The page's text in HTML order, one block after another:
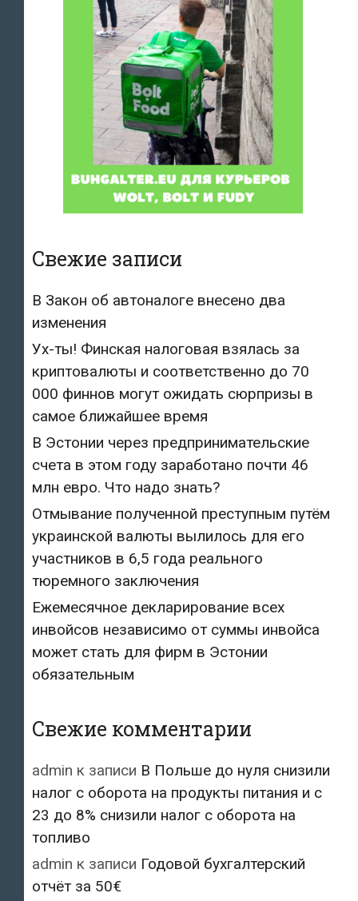
Свежие записи
В Закон об автоналоге внесено два
изменения
Ух-ты! Финская налоговая взялась за
криптовалюты и соответственно до 70
000 финнов могут ожидать сюрпризы в
самое ближайшее время
В Эстонии через предпринимательские
счета в этом году заработано почти 46
млн евро. Что надо знать?
Отмывание полученной преступным путём
украинской валюты вылилось для его
участников в 6,5 года реального
тюремного заключения
Ежемесячное декларирование всех
инвойсов независимо от суммы инвойса
может стать для фирм в Эстонии
обязательным
Свежие комментарии
admin к записи В Польше до нуля снизили
налог с оборота на продукты питания и с
23 до 8% снизили налог с оборота на
топливо
admin к записи Годовой бухгалтерский
отчёт за 50€